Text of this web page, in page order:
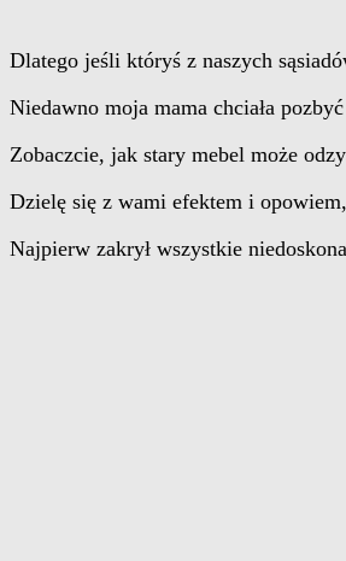
Dlatego jeśli któryś z naszych
Niedawno moja mama chciała
Zobaczcie, jak stary mebel może
Dzielę się z wami efektem i
Najpierw zakrył wszystkie